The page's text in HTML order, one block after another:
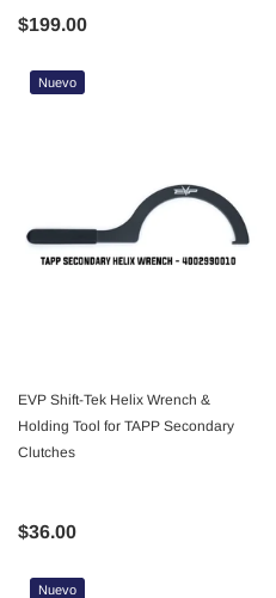
$199.00
Nuevo
EVP Shift-Tek Helix Wrench &
Holding Tool for TAPP Secondary
Clutches
$36.00
Nuevo